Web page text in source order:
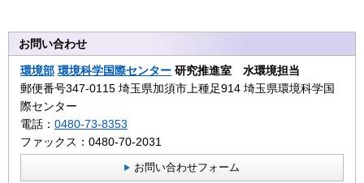
お問い合わせ
環境部 環境科学国際センター 研究推進室 水環境担当
郵便番号347-0115 埼玉県加須市上種足914 埼玉県環境科学国
際センター
電話： 0480-73-8353
ファックス：0480-70-2031
お問い合わせフォーム